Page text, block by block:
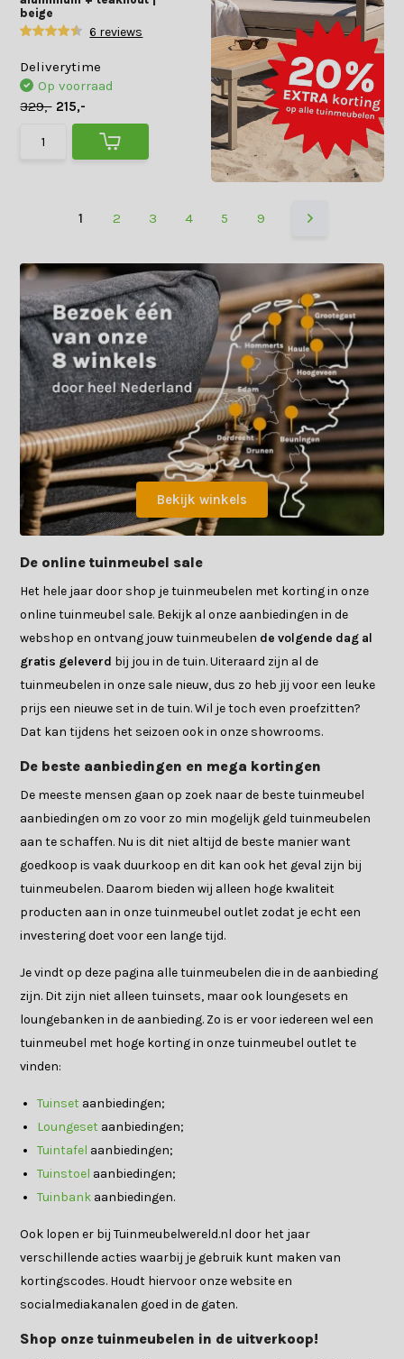
beige
6 reviews
Deliverytime
Op voorraad
329,- 215,-
1 2 3 4 5 9
Bekijk winkels
De online tuinmeubel sale
Het hele jaar door shop je tuinmeubelen met korting in onze
online tuinmeubel sale. Bekijk al onze aanbiedingen in de
webshop en ontvang jouw tuinmeubelen de volgende dag al
gratis geleverd bij jou in de tuin. Uiteraard zijn al de
tuinmeubelen in onze sale nieuw, dus zo heb jij voor een leuke
prijs een nieuwe set in de tuin. Wil je toch even proefzitten?
Dat kan tijdens het seizoen ook in onze showrooms.
De beste aanbiedingen en mega kortingen
De meeste mensen gaan op zoek naar de beste tuinmeubel
aanbiedingen om zo voor zo min mogelijk geld tuinmeubelen
aan te schaffen. Nu is dit niet altijd de beste manier want
goedkoop is vaak duurkoop en dit kan ook het geval zijn bij
tuinmeubelen. Daarom bieden wij alleen hoge kwaliteit
producten aan in onze tuinmeubel outlet zodat je echt een
investering doet voor een lange tijd.
Je vindt op deze pagina alle tuinmeubelen die in de aanbieding
zijn. Dit zijn niet alleen tuinsets, maar ook loungesets en
loungebanken in de aanbieding. Zo is er voor iedereen wel een
tuinmeubel met hoge korting in onze tuinmeubel outlet te
vinden:
Tuinset aanbiedingen;
Loungeset aanbiedingen;
Tuintafel aanbiedingen;
Tuinstoel aanbiedingen;
Tuinbank aanbiedingen.
Ook lopen er bij Tuinmeubelwereld.nl door het jaar
verschillende acties waarbij je gebruik kunt maken van
kortingscodes. Houdt hiervoor onze website en
socialmediakanalen goed in de gaten.
Shop onze tuinmeubelen in de uitverkoop!